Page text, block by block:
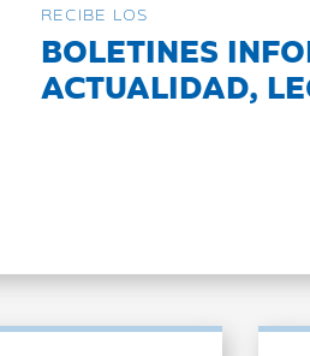
RECIBE LOS
BOLETINES
ACTUALIDAD,